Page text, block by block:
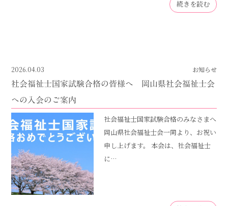
続きを読む
2026.04.03 お知らせ
社会福祉士国家試験合格の皆様へ 岡山県社会福祉士会
への入会のご案内
社会福祉士国家試験合格のみなさまへ
岡山県社会福祉士会一同より、お祝い
申し上げます。 本会は、社会福祉士
に…